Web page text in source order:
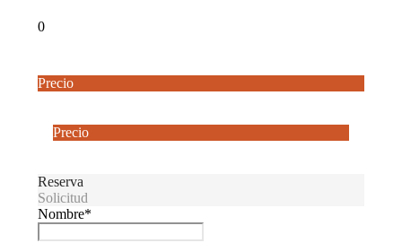
0
Precio
Precio
Reserva
Solicitud
Nombre*